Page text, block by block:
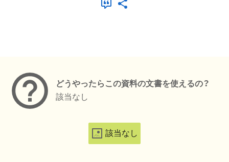
どうやったらこの資料の文書を使えるの？
該当なし
該当なし